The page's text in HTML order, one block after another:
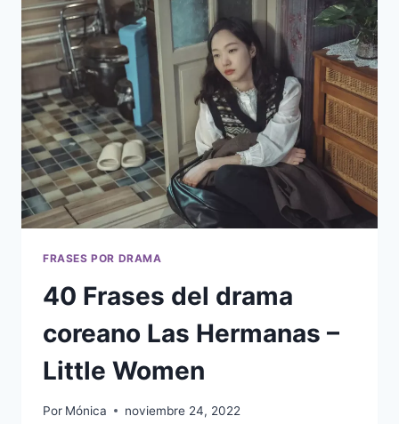
FRASES POR DRAMA
40 Frases del drama
coreano Las Hermanas –
Little Women
Por Mónica noviembre 24, 2022